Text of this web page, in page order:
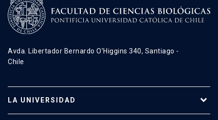
Avda. Libertador Bernardo O’Higgins 340, Santiago -
Chile
LA UNIVERSIDAD